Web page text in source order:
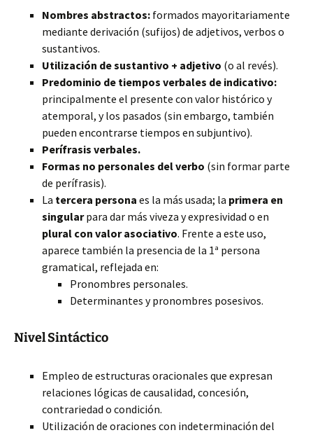
Nombres abstractos: formados mayoritariamente
mediante derivación (sufijos) de adjetivos, verbos o
sustantivos.
Utilización de sustantivo + adjetivo (o al revés).
Predominio de tiempos verbales de indicativo:
principalmente el presente con valor histórico y
atemporal, y los pasados (sin embargo, también
pueden encontrarse tiempos en subjuntivo).
Perífrasis verbales.
Formas no personales del verbo (sin formar parte
de perífrasis).
La tercera persona es la más usada; la primera en
singularpara dar más viveza y expresividad o en
plural con valor asociativo. Frente a este uso,
aparece también la presencia de la 1ª persona
gramatical, reflejada en:
Pronombres personales.
Determinantes y pronombres posesivos.
Nivel Sintáctico
Empleo de estructuras oracionales que expresan
relaciones lógicas de causalidad, concesión,
contrariedad o condición.
Utilización de oraciones con indeterminación del